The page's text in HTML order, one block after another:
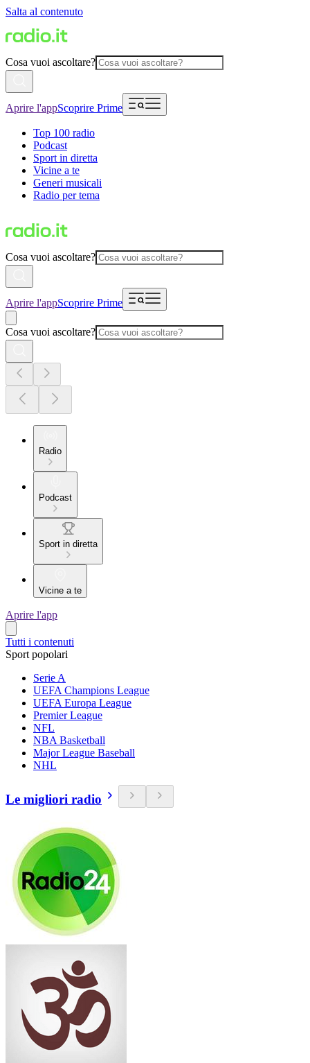
Salta al contenuto
Cosa vuoi ascoltare?
Aprire l'appScoprire Prime
Top 100 radio
Podcast
Sport in diretta
Vicine a te
Generi musicali
Radio per tema
Cosa vuoi ascoltare?
Aprire l'appScoprire Prime
Cosa vuoi ascoltare?
Radio
Podcast
Sport in diretta
Vicine a te
Aprire l'app
Tutti i contenuti
Sport popolari
Serie A
UEFA Champions League
UEFA Europa League
Premier League
NFL
NBA Basketball
Major League Baseball
NHL
Le migliori radio